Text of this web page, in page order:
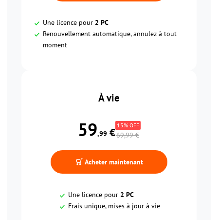
Une licence pour 2 PC
Renouvellement automatique, annulez à tout
moment
À vie
59,99 €
15% OFF
69,99 €
Acheter maintenant
Une licence pour 2 PC
Frais unique, mises à jour à vie